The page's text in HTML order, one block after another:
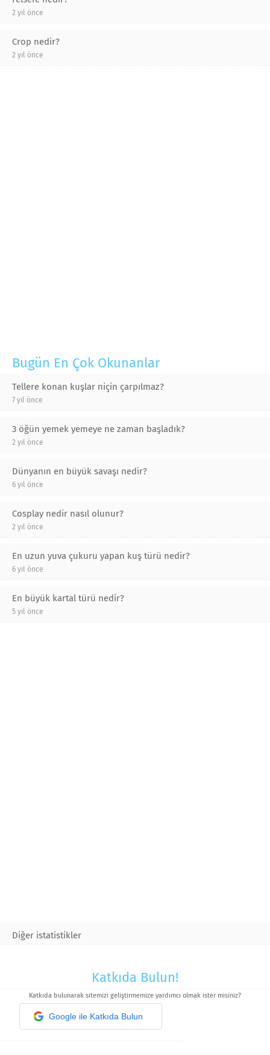
2 yıl önce
Crop nedir?
2 yıl önce
Bugün En Çok Okunanlar
Tellere konan kuşlar niçin çarpılmaz?
7 yıl önce
3 öğün yemek yemeye ne zaman başladık?
2 yıl önce
Dünyanın en büyük savaşı nedir?
6 yıl önce
Cosplay nedir nasıl olunur?
2 yıl önce
En uzun yuva çukuru yapan kuş türü nedir?
6 yıl önce
En büyük kartal türü nedir?
5 yıl önce
Diğer istatistikler
Katkıda Bulun!
Katkıda bulunarak sitemizi geliştirmemize yardımcı olmak ister misiniz?
Google ile Katkıda Bulun